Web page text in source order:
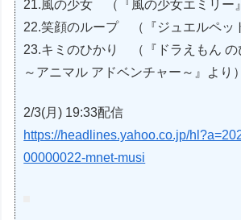
21.風の少女 （『風の少女エミリー
22.笑顔のループ （『ジュエルペッ
23.キミのひかり （『ドラえもん の
～アニマル アドベンチャー～』より）
2/3(月) 19:33配信
https://headlines.yahoo.co.jp/
00000022-mnet-musi